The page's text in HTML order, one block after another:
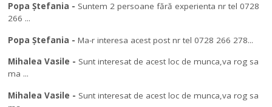
Popa Ștefania - Suntem 2 persoane fără experienta nr tel 0728
266 ...
Popa Ștefania -Ma-r interesa acest post nr tel 0728 266 278...
Mihalea Vasile - Sunt interesat de acest loc de munca,va rog sa
ma ...
Mihalea Vasile - Sunt interesat de acest loc de munca,va rog sa